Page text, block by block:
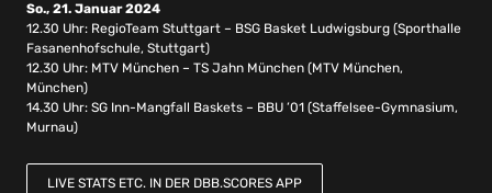
So., 21. Januar 2024
12.30 Uhr: RegioTeam Stuttgart – BSG Basket Ludwigsburg (Sporthalle
Fasanenhofschule, Stuttgart)
12.30 Uhr: MTV München – TS Jahn München (MTV München,
München)
14.30 Uhr: SG Inn-Mangfall Baskets – BBU ’01 (Staffelsee-Gymnasium,
Murnau)
LIVE STATS ETC. IN DER DBB.SCORES APP